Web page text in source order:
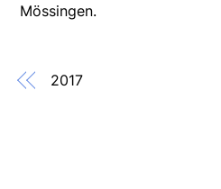
Mössingen.
2017